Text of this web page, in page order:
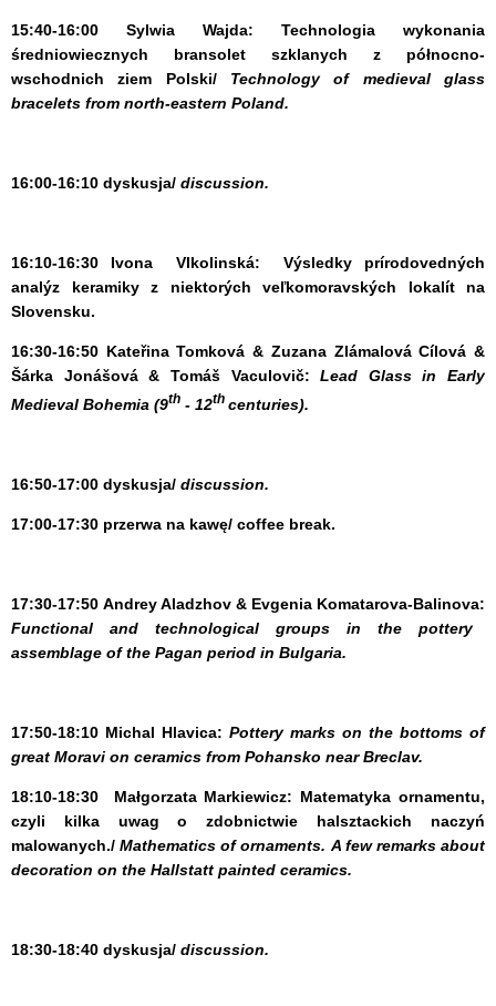
15:40-16:00 Sylwia Wajda: Technologia wykonania
średniowiecznych bransolet szklanych z północno-
wschodnich ziem Polski/ Technology of medieval glass
bracelets from north-eastern Poland.
16:00-16:10 dyskusja/ discussion.
16:10-16:30 Ivona Vlkolinská: Výsledky prírodovedných
analýz keramiky z niektorých veľkomoravských lokalít na
Slovensku.
16:30-16:50 Kateřina Tomková & Zuzana Zlámalová Cílová &
Šárka Jonášová & Tomáš Vaculovič:
Lead Glass in Early
Medieval Bohemia (9th - 12th centuries).
16:50-17:00 dyskusja/ discussion.
17:00-17:30 przerwa na kawę/ coffee break.
17:30-17:50 Andrey Aladzhov & Evgenia Komatarova-Balinova:
Functional and technological groups in the pottery
assemblage of the Pagan period in Bulgaria.
17:50-18:10 Michal Hlavica: Pottery marks on the bottoms of
great Moravi on ceramics from Pohansko near Breclav.
18:10-18:30 Małgorzata Markiewicz: Matematyka ornamentu,
czyli kilka uwag o zdobnictwie halsztackich naczyń
malowanych./Mathematics of ornaments. A few remarks about
decoration on the Hallstatt painted ceramics.
18:30-18:40 dyskusja/ discussion.